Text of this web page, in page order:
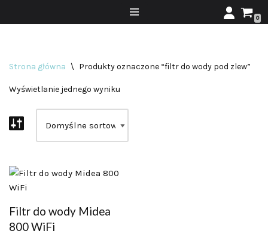
0
Strona główna \ Produkty oznaczone “filtr do wody pod zlew”
Wyświetlanie jednego wyniku
Filtr do wody Midea
800 WiFi